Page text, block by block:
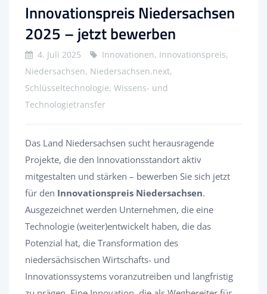
Innovationspreis Niedersachsen
2025 – jetzt bewerben
4. Juli 2025
Innovationen, Innovationspreis,
Niedersachsen, Niedersachsen.next,
Schlüsseltechnologie, Wissens- und
Technologietransfer
Das Land Niedersachsen sucht herausragende
Projekte, die den Innovationsstandort aktiv
mitgestalten und stärken – bewerben Sie sich jetzt
für den Innovationspreis Niedersachsen.
Ausgezeichnet werden Unternehmen, die eine
Technologie (weiter)entwickelt haben, die das
Potenzial hat, die Transformation des
niedersächsischen Wirtschafts- und
Innovationssystems voranzutreiben und langfristig